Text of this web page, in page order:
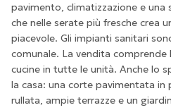
pavimento, climatizzazione e una
che nelle serate più fresche crea
piacevole. Gli impianti sanitari
comunale. La vendita
cucine in tutte le unità. Anche lo
la casa: una corte pavimentata in
rullata, ampie terrazze e un